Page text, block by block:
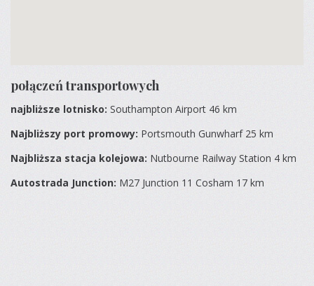
połączeń transportowych
najbliższe lotnisko: Southampton Airport 46 km
Najbliższy port promowy: Portsmouth Gunwharf 25 km
Najbliższa stacja kolejowa: Nutbourne Railway Station 4 km
Autostrada Junction: M27 Junction 11 Cosham 17 km